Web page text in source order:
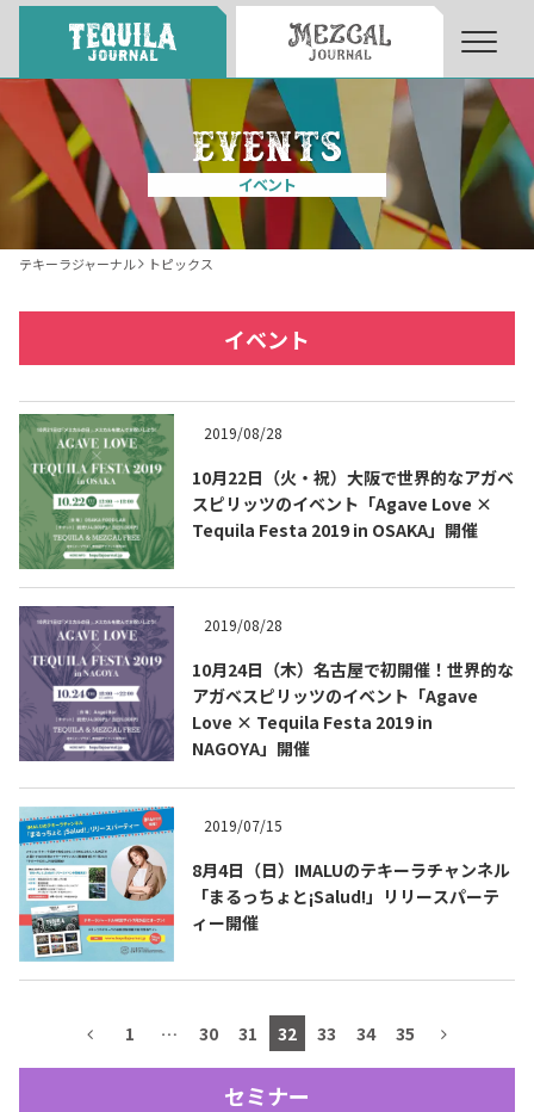
About About Tequila Journal
テキーラとは What’s Tequila
テキーラマーケット
テキーラの飲み方 How to Drink Tequila
メキシコ料理 Cuisines of Mexico
メキシコ旅行
メキシコの記念日
トピックス一覧
Topics List
お問合せ テキーラ・メスカルが飲める
バー＆レストラン
Bar & Restaurant
イベント
テキーラジャーナル トピックス
イベント
2019/08/28
10月22日（火・祝）大阪で世界的なアガベ
スピリッツのイベント「Agave Love ×
Tequila Festa 2019 in OSAKA」開催
2019/08/28
10月24日（木）名古屋で初開催！世界的な
アガベスピリッツのイベント「Agave
Love × Tequila Festa 2019 in
NAGOYA」開催
2019/07/15
8月4日（日）IMALUのテキーラチャンネル
「まるっちょと¡Salud!」リリースパーテ
ィー開催
1 … 30 31 32 33 34 35
セミナー